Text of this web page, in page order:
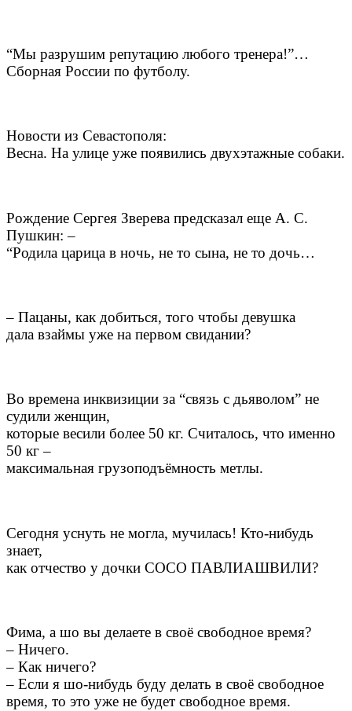
“Мы разрушим репутацию любого тренера!”…
Сборная России по футболу.
Новости из Севастополя:
Весна. На улице уже появились двухэтажные собаки.
Рождение Сергея Зверева предсказал еще А. С.
Пушкин: –
“Родила царица в ночь, не то сына, не то дочь…
– Пацаны, как добиться, того чтобы девушка
дала взаймы уже на первом свидании?
Во времена инквизиции за “связь с дьяволом” не
судили женщин,
которые весили более 50 кг. Считалось, что именно
50 кг –
максимальная грузоподъёмность метлы.
Сегодня уснуть не могла, мучилась! Кто-нибудь
знает,
как отчество у дочки СОСО ПАВЛИАШВИЛИ?
Фима, а шо вы делаете в своё свободное время?
– Ничего.
– Как ничего?
– Если я шо-нибудь буду делать в своё свободное
время, то это уже не будет свободное время.